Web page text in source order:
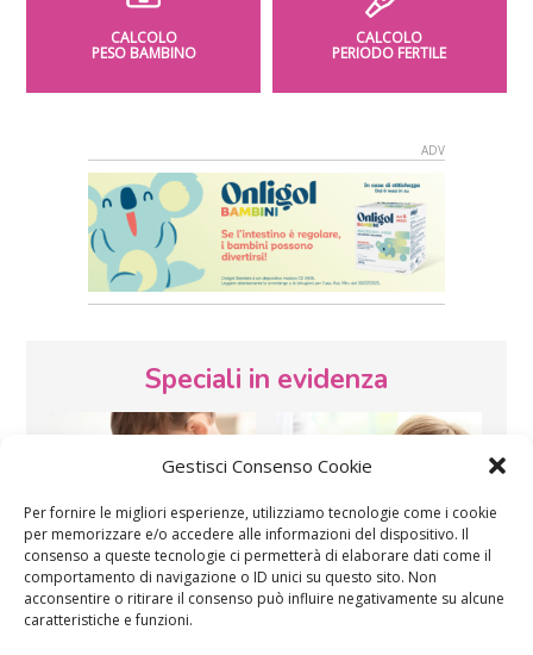
Gestisci Consenso Cookie
Per fornire le migliori esperienze, utilizziamo tecnologie come i cookie
per memorizzare e/o accedere alle informazioni del dispositivo. Il
consenso a queste tecnologie ci permetterà di elaborare dati come il
comportamento di navigazione o ID unici su questo sito. Non
acconsentire o ritirare il consenso può influire negativamente su alcune
caratteristiche e funzioni.
CALCOLO
PESO BAMBINO
CALCOLO
PERIODO FERTILE
Speciali in evidenza
Vaccini SOS Pediatra